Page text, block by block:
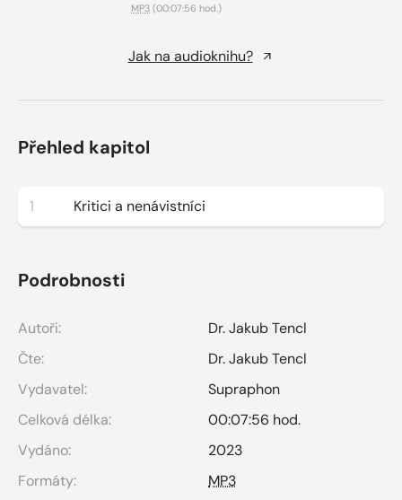
MP3 (00:07:56 hod.)
Jak na audioknihu?
Přehled kapitol
1 Kritici a nenávistníci
Podrobnosti
Autoři:
Dr. Jakub Tencl
Čte:
Dr. Jakub Tencl
Vydavatel:
Supraphon
Celková délka:
00:07:56 hod.
Vydáno:
2023
Formáty:
MP3